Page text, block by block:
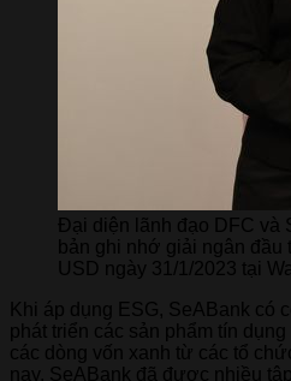
Đại diện lãnh đạo DFC và
bản ghi nhớ giải ngân đầu
USD​​​ ngày 31/1/2023 tại
Khi áp dụng ESG, SeABank có
phát triển các sản phẩm tín
các dòng vốn xanh từ các tổ
nay, SeABank đã được nhiều